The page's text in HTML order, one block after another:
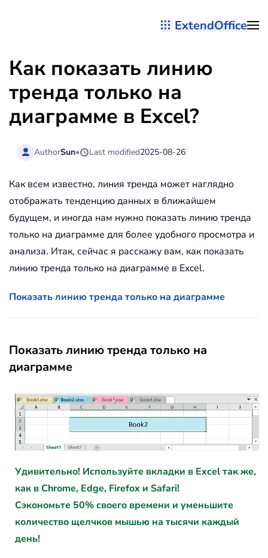
ExtendOffice
Как показать линию
тренда только на
диаграмме в Excel?
AuthorSun• Last modified2025-08-26
Как всем известно, линия тренда может наглядно
отображать тенденцию данных в ближайшем
будущем, и иногда нам нужно показать линию тренда
только на диаграмме для более удобного просмотра и
анализа. Итак, сейчас я расскажу вам, как показать
линию тренда только на диаграмме в Excel.
Показать линию тренда только на диаграмме
Показать линию тренда только на
диаграмме
Удивительно! Используйте вкладки в Excel так же,
как в Chrome, Edge, Firefox и Safari!
Сэкономьте 50% своего времени и уменьшите
количество щелчков мышью на тысячи каждый
день!